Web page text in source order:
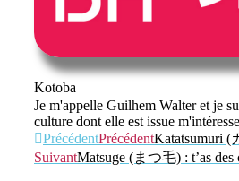
Kotoba
Je m'appelle Guilhem Walter et je
culture dont elle est issue
PrécédentPrécédentKatatsumuri (
SuivantMatsuge (まつ毛) : t’as